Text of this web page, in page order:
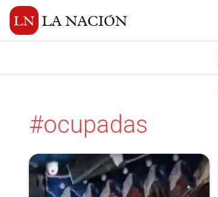
#ocupadas